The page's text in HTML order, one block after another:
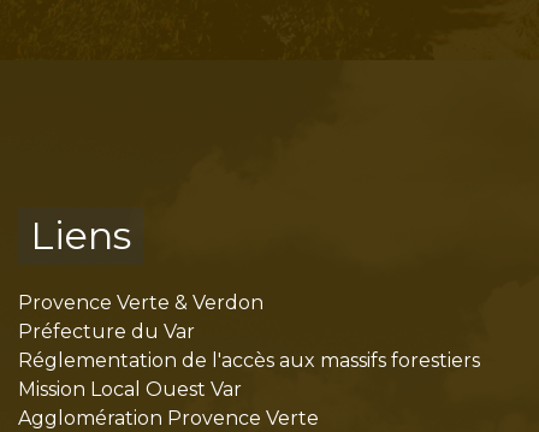
Liens
Provence Verte & Verdon
Préfecture du Var
Réglementation de l'accès aux massifs forestiers
Mission Local Ouest Var
Agglomération Provence Verte